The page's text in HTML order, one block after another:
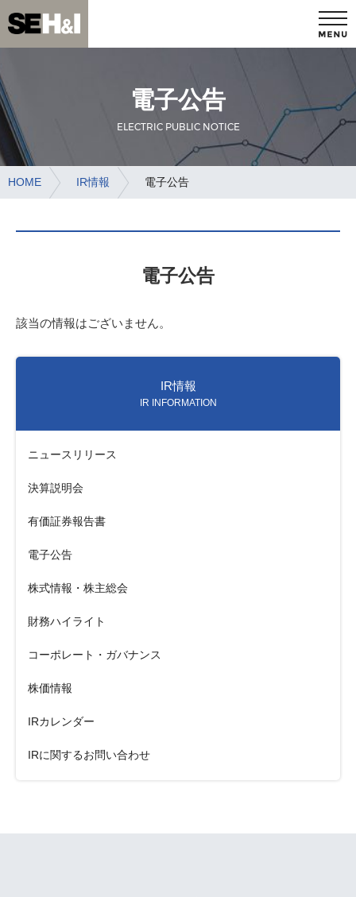
ン
テ
ツ
へ
ス
ッ
プ
電子公告
ELECTRIC PUBLIC NOTICE
HOME IR情報 電子公告
電子公告
該当の情報はございません。
IR情報
IR INFORMATION
ニュースリリース
決算説明会
有価証券報告書
電子公告
株式情報・株主総会
財務ハイライト
コーポレート・ガバナンス
株価情報
IRカレンダー
IRに関するお問い合わせ